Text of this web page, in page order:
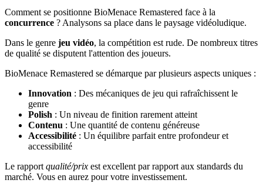
Comment se positionne BioMenace Remastered face à la
concurrence ? Analysons sa place dans le paysage vidéoludique.
Dans le genre jeu vidéo, la compétition est rude. De nombreux titres
de qualité se disputent l'attention des joueurs.
BioMenace Remastered se démarque par plusieurs aspects uniques :
Innovation : Des mécaniques de jeu qui rafraîchissent le
genre
Polish : Un niveau de finition rarement atteint
Contenu : Une quantité de contenu généreuse
Accessibilité : Un équilibre parfait entre profondeur et
accessibilité
Le rapport qualité/prix est excellent par rapport aux standards du
marché. Vous en aurez pour votre investissement.